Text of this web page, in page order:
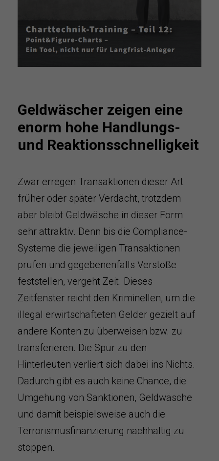
Geldwäscher zeigen eine
enorm hohe Handlungs-
und Reaktionsschnelligkeit
Zwar erregen Transaktionen dieser Art
früher oder später Verdacht, trotzdem
aber bleibt Geldwäsche in dieser Form
sehr attraktiv. Denn bis die Compliance-
Systeme die jeweiligen Transaktionen
prüfen und gegebenenfalls Verstöße
feststellen, vergeht Zeit. Dieses
Zeitfenster reicht den Kriminellen, um die
illegal erwirtschafteten Gelder gezielt auf
andere Konten zu überweisen bzw. zu
transferieren. Die Spur zu den
Hinterleuten verliert sich dabei ins Nichts.
Dadurch gibt es auch keine Chance, die
Umgehung von Sanktionen, Geldwäsche
und damit beispielsweise auch die
Terrorismusfinanzierung nachhaltig zu
stoppen.